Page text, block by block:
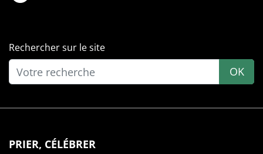
Rechercher sur le site
OK
PRIER, CÉLÉBRER